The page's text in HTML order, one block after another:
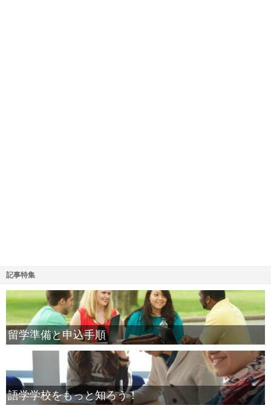
記事特集
留学準備と申込手順
語学学校をもっと知ろう！